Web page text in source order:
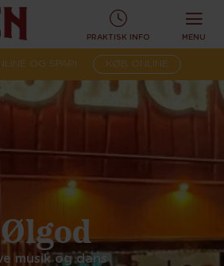
Ølgod
musik og dans
PRAKTISK INFO MENU
OG SPAR! KØB ONLINE